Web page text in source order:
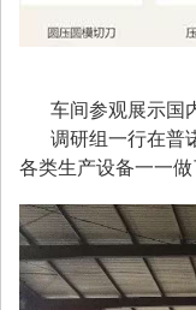
车间参观展示国
调研组一行在普
各类生产设备一一做